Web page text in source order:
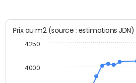
Prix au m2 (source : estimations JDN)
4000
4250